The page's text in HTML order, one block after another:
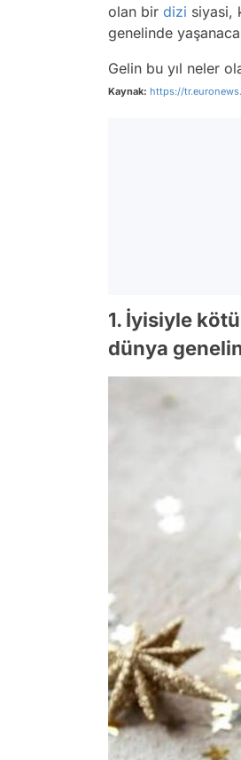
olan bir dizi siyasi,
genelinde
Gelin bu yıl neler
Kaynak: https://
1. İyisiyle
dünya